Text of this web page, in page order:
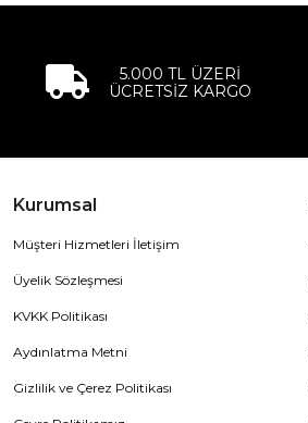
5.000 TL ÜZERİ
ÜCRETSİZ KARGO
Kurumsal
Müşteri Hizmetleri İletişim
Üyelik Sözleşmesi
KVKK Politikası
Aydınlatma Metni
Gizlilik ve Çerez Politikası